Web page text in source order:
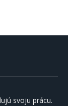
svoju prácu.